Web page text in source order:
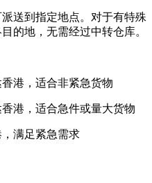
送到指定地点。对于有特殊
的地，无需经过中转仓库。
香港，适合非紧急货物
香港，适合急件或量大货物
，满足紧急需求